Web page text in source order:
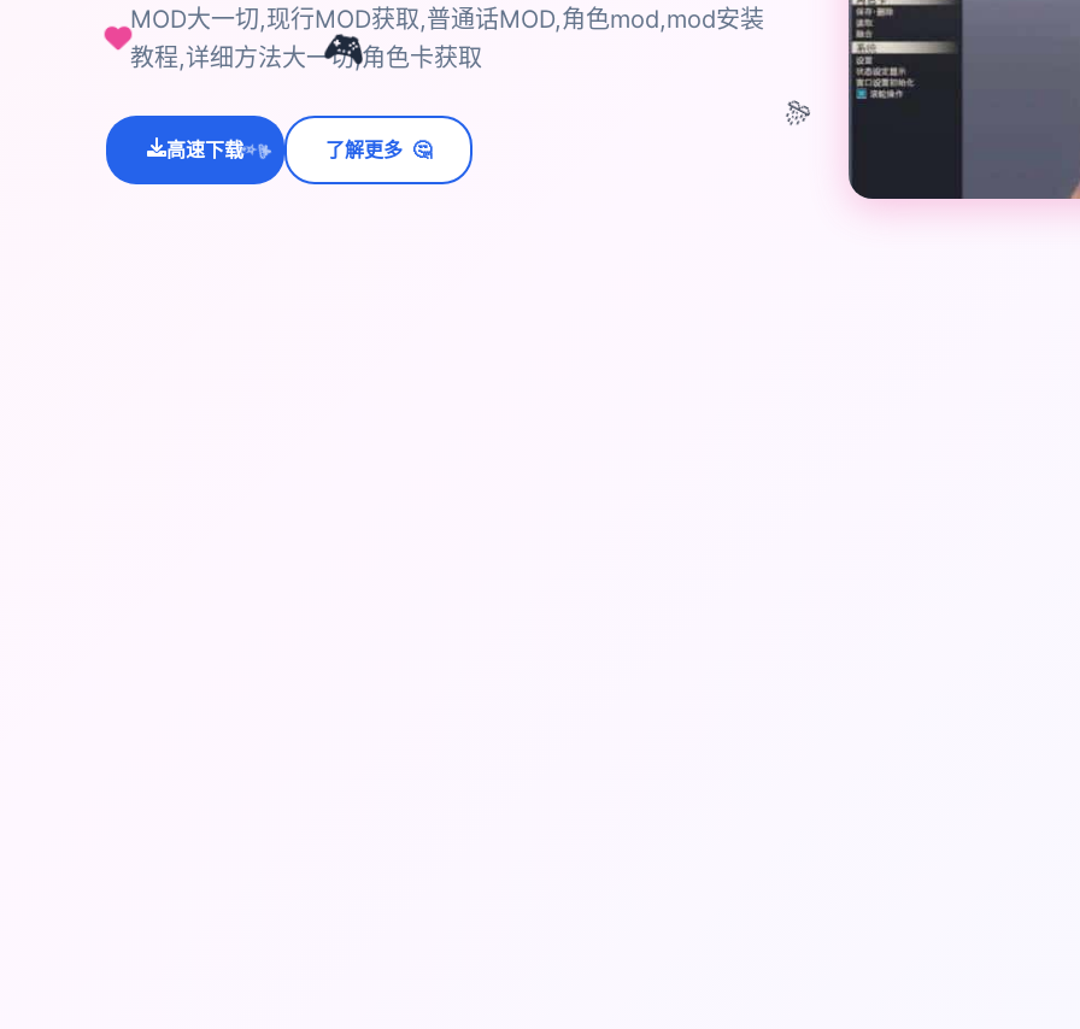
🎮
MOD大一切,现行MOD获取,普通话MOD,角色mod,mod安装
教程,详细方法大一切,角色卡获取
高速下载
✨⭐💫 了解更多 🤔
🎊